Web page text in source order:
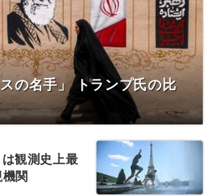
の名手」 トランプ氏の比
観測史上最
関